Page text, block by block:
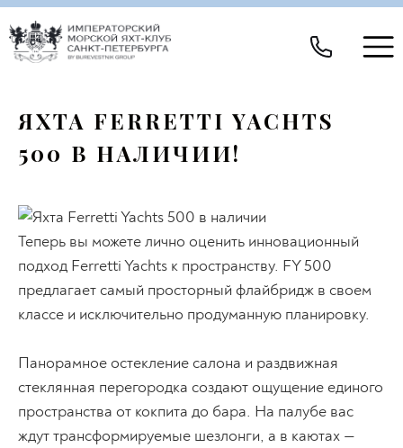
ЯХТА FERRETTI YACHTS
500 В НАЛИЧИИ!
Теперь вы можете лично оценить инновационный
подход Ferretti Yachts к пространству. FY 500
предлагает самый просторный флайбридж в своем
классе и исключительно продуманную планировку.
Панорамное остекление салона и раздвижная
стеклянная перегородка создают ощущение единого
пространства от кокпита до бара. На палубе вас
ждут трансформируемые шезлонги, а в каютах —